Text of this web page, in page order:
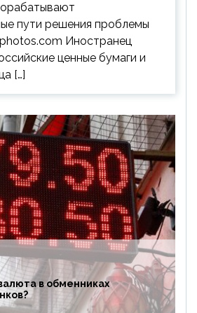
пути решения проблемы
Иностранец
ценные бумаги и
[…]
в обменниках